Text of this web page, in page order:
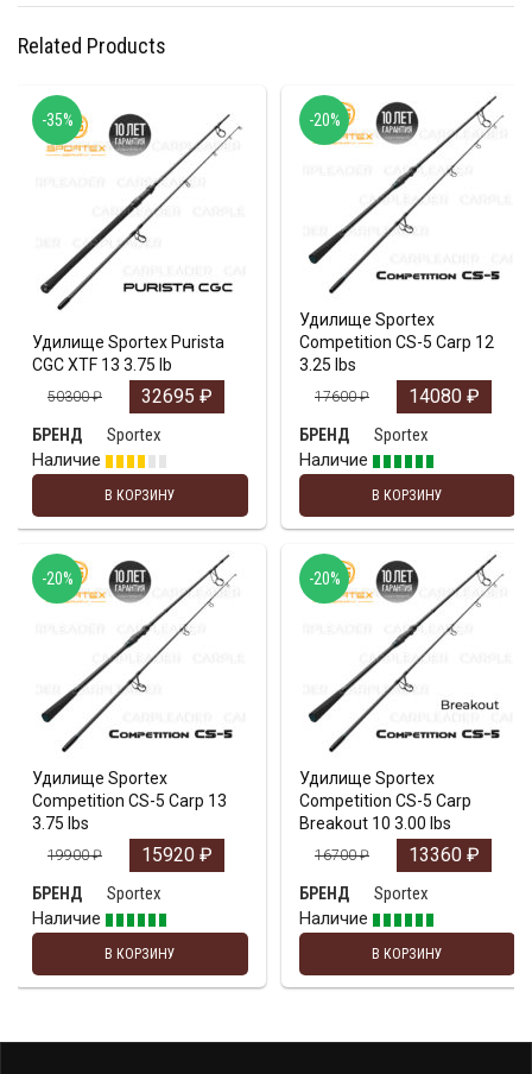
Related Products
Удилище Sportex Purista
CGC XTF 13 3.75 lb
50300₽ 32695 ₽
БРЕНД
Sportex
Наличие
В КОРЗИНУ
-35%
Удилище Sportex
Competition CS-5 Carp 12
3.25 lbs
17600₽ 14080 ₽
БРЕНД
Sportex
Наличие
В КОРЗИНУ
-20%
Удилище Sportex
Competition CS-5 Carp 13
3.75 lbs
19900₽ 15920 ₽
БРЕНД
Sportex
Наличие
В КОРЗИНУ
-20%
Удилище Sportex
Competition CS-5 Carp
Breakout 10 3.00 lbs
16700₽ 13360 ₽
БРЕНД
Sportex
Наличие
В КОРЗИНУ
-20%